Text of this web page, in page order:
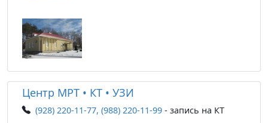
Центр МРТ • КТ • УЗИ
(928) 220-11-77, (988) 220-11-99 - запись на КТ